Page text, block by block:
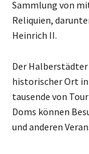
Sammlung von
Reliquien,
Heinrich II.
Der
historischer Ort
tausende von
Doms können
und anderen